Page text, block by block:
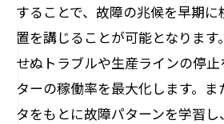
することで、故障の兆候を早期
置を講じることが可能となりま
せぬトラブルや生産ラインの停
ターの稼働率を最大化します。ま
タをもとに故障パターンを学習